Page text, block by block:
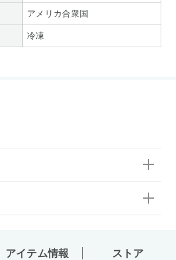
アメリカ合衆国
冷凍
アイテム情報 ストア